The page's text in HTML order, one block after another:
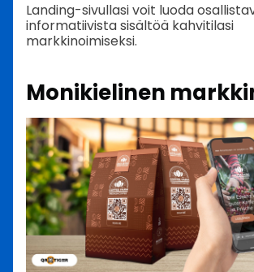
Landing-sivullasi voit luoda
informatiivista sisältöä kahvitilasi
markkinoimiseksi.
Monikielinen